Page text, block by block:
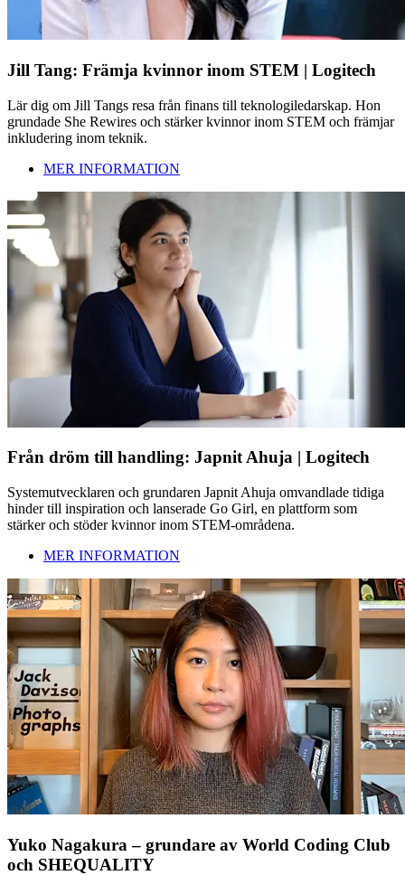
Jill Tang: Främja kvinnor inom STEM | Logitech
Lär dig om Jill Tangs resa från finans till teknologiledarskap. Hon
grundade She Rewires och stärker kvinnor inom STEM och främjar
inkludering inom teknik.
MER INFORMATION
Från dröm till handling: Japnit Ahuja | Logitech
Systemutvecklaren och grundaren Japnit Ahuja omvandlade tidiga
hinder till inspiration och lanserade Go Girl, en plattform som
stärker och stöder kvinnor inom STEM-områdena.
MER INFORMATION
Yuko Nagakura – grundare av World Coding Club
och SHEQUALITY